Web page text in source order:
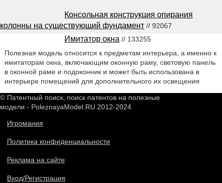
Консольная конструкция опирания
колонны на существующий фундамент // 92067
Имитатор окна // 133255
Полезная модель относится к предметам интерьера, а именно к
имитаторам окна, включающим оконную раму, световую панель
в оконной раме и подоконник и может быть использована в
интерьере помещений для дополнительного их освещения
© Патентный поиск, поиск патентов на полезные
модели - PoleznayaModel.RU 2012-2024
Игромания
Политика конфиденциальности
Реклама на сайте
Вход/Регистрация